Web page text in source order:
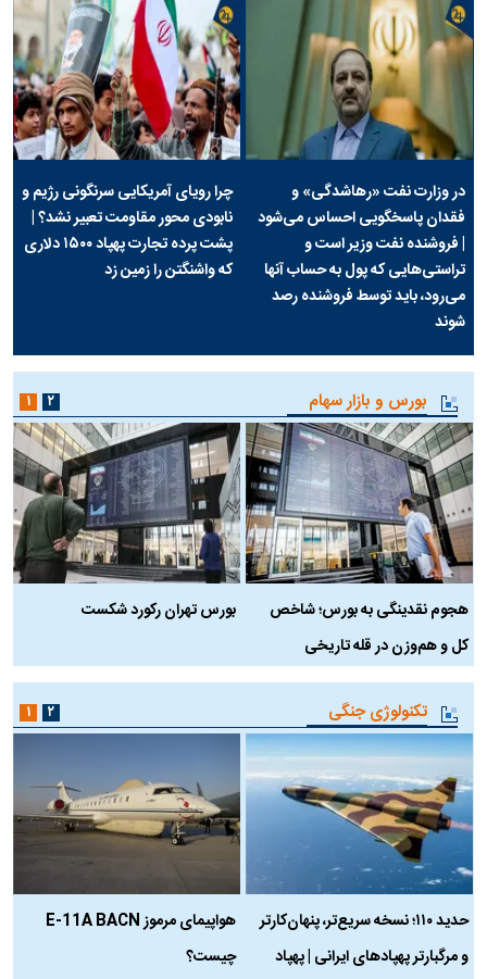
در وزارت نفت «رهاشدگی» و
فقدان پاسخگویی احساس می‌شود
| فروشنده نفت وزیر است و
تراستی‌هایی که پول به حساب آنها
می‌رود، باید توسط فروشنده رصد
شوند
چرا رویای آمریکایی سرنگونی رژیم و
نابودی محور مقاومت تعبیر نشد؟ |
پشت پرده تجارت پهپاد‌ ۱۵۰۰ دلاری
که واشنگتن را زمین زد
بورس و بازار سهام
هجوم نقدینگی به بورس؛ شاخص
کل و هم‌وزن در قله تاریخی
بورس تهران رکورد شکست
۱ ۲
تکنولوژی جنگی
حدید ۱۱۰؛ نسخه سریع‌تر، پنهان‌کارتر
و مرگبارتر پهپادهای ایرانی | پهپاد
هواپیمای مرموز E-11A BACN
چیست؟
۱ ۲